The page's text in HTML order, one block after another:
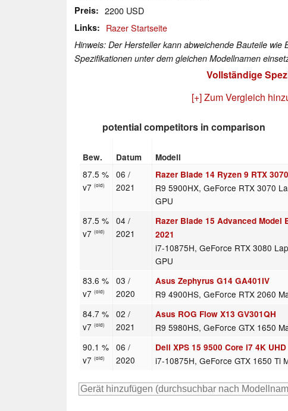
Preis 2200 USD
Links Razer Startseite
Hinweis: Der Hersteller kann abweichende Bauteile
Spezifikationen unter dem gleichen Modellnamen
Vollständige
[+] Zum Vergleich
potential competitors in comparison
Bew. Datum Modell
87.5 %
v7(old)
06 /
2021
Razer Blade 14 Ryzen 9 RTX 3070
R9 5900HX, GeForce RTX 3070
GPU
87.5 %
v7(old)
04 /
2021
Razer Blade 15 Advanced Model
2021
i7-10875H, GeForce RTX 3080
GPU
83.6 %
v7(old)
03 /
2020
Asus Zephyrus G14 GA401IV
R9 4900HS, GeForce RTX 2060
84.7 %
v7(old)
02 /
2021
Asus ROG Flow X13 GV301QH
R9 5980HS, GeForce GTX 1650
90.1 %
v7(old)
06 /
2020
Dell XPS 15 9500 Core i7 4K UHD
i7-10875H, GeForce GTX 1650 Ti